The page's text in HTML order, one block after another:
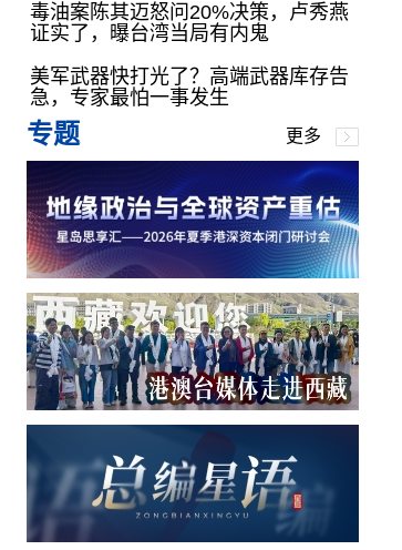
毒油案陈其迈怒问20%决策，卢秀燕
证实了，曝台湾当局有内鬼
美军武器快打光了？高端武器库存告
急，专家最怕一事发生
专题 更多